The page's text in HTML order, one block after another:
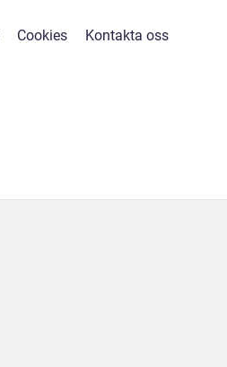
Cookies Kontakta oss